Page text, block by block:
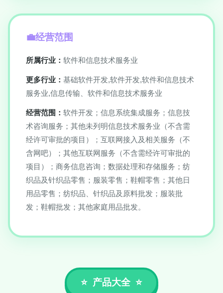
经营范围
所属行业： 软件和信息技术服务业
更多行业： 基础软件开发,软件开发,软件和信息技术
服务业,信息传输、软件和信息技术服务业
经营范围： 软件开发；信息系统集成服务；信息技
术咨询服务；其他未列明信息技术服务业（不含需
经许可审批的项目）；互联网接入及相关服务（不
含网吧）；其他互联网服务（不含需经许可审批的
项目）；商务信息咨询；数据处理和存储服务；纺
织品及针织品零售；服装零售；鞋帽零售；其他日
用品零售；纺织品、针织品及原料批发；服装批
发；鞋帽批发；其他家庭用品批发。
产品大全